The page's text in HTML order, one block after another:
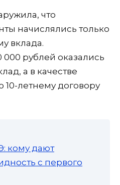
что
начислялись только
вклада.
рублей оказались
а в качестве
летнему договору
кому дают
с первого